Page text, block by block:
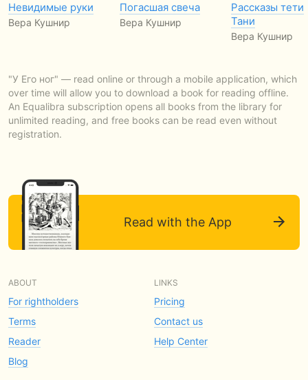
Невидимые руки
Вера Кушнир
Погасшая свеча
Вера Кушнир
Рассказы тети
Тани
Вера Кушнир
"У Его ног" — read online or through a mobile application, which
over time will allow you to download a book for reading offline.
An Equalibra subscription opens all books from the library for
unlimited reading, and free books can be read even without
registration.
Read with the App
ABOUT
For rightholders
Terms
Reader
Blog
LINKS
Pricing
Contact us
Help Center